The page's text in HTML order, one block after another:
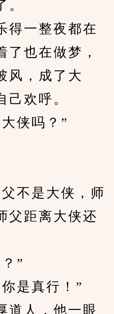
一整夜都在
了也在做梦，
风，成了大
己欢呼。
侠吗？”
是大侠，师
父距离大侠还
”
是真行！”
人，他一眼